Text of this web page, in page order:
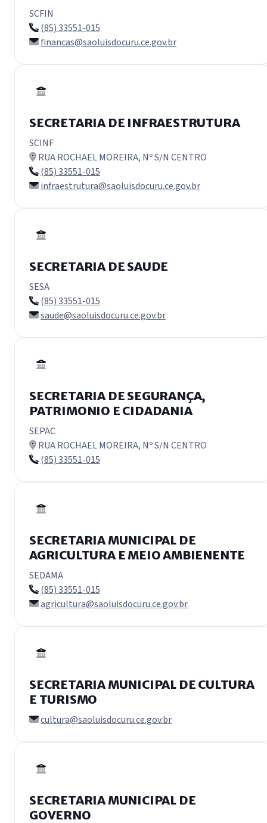
SCFIN
(85) 33551-015
financas@saoluisdocuru.ce.gov.br
SECRETARIA DE INFRAESTRUTURA
SCINF
RUA ROCHAEL MOREIRA, Nº S/N CENTRO
(85) 33551-015
infraestrutura@saoluisdocuru.ce.gov.br
SECRETARIA DE SAUDE
SESA
(85) 33551-015
saude@saoluisdocuru.ce.gov.br
SECRETARIA DE SEGURANÇA,
PATRIMONIO E CIDADANIA
SEPAC
RUA ROCHAEL MOREIRA, Nº S/N CENTRO
(85) 33551-015
SECRETARIA MUNICIPAL DE
AGRICULTURA E MEIO AMBIENENTE
SEDAMA
(85) 33551-015
agricultura@saoluisdocuru.ce.gov.br
SECRETARIA MUNICIPAL DE CULTURA
E TURISMO
cultura@saoluisdocuru.ce.gov.br
SECRETARIA MUNICIPAL DE
GOVERNO